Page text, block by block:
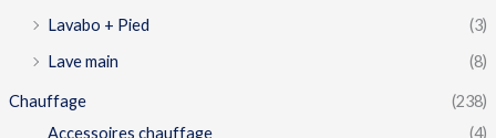
Lavabo + Pied
(3)
Lave main
(8)
Chauffage
(238)
Accessoires chauffage
(4)